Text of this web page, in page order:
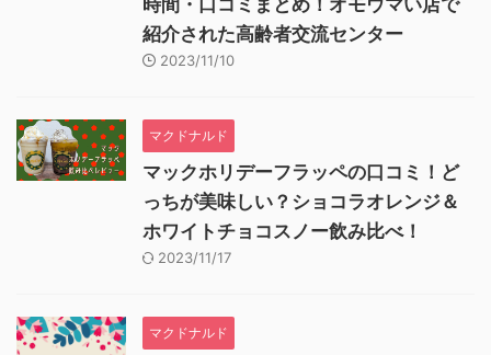
紹介された高齢者交流センター
2023/11/10
マクドナルド
マックホリデーフラッペの口コミ！ど
っちが美味しい？ショコラオレンジ＆
ホワイトチョコスノー飲み比べ！
2023/11/17
マクドナルド